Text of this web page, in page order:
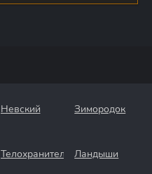
Невский Зимородок
Телохранители Ландыши